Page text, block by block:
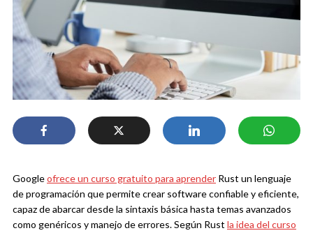
Googleofrece un curso gratuito para aprender Rust un lenguaje
de programación que permite crear software confiable y eficiente,
capaz de abarcardesde la sintaxis básica hasta temas avanzados
como genéricos y manejo de errores.Según Rust la idea del curso